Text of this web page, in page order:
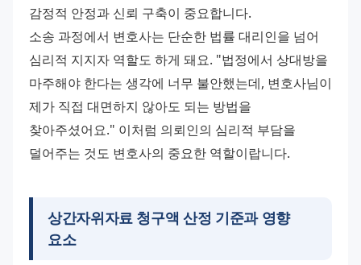
감정적 안정과 신뢰 구축이 중요합니다.
소송 과정에서 변호사는 단순한 법률 대리인을 넘어
심리적 지지자 역할도 하게 돼요. "법정에서 상대방을
마주해야 한다는 생각에 너무 불안했는데, 변호사님이
제가 직접 대면하지 않아도 되는 방법을
찾아주셨어요." 이처럼 의뢰인의 심리적 부담을
덜어주는 것도 변호사의 중요한 역할이랍니다.
상간자위자료 청구액 산정 기준과 영향
요소